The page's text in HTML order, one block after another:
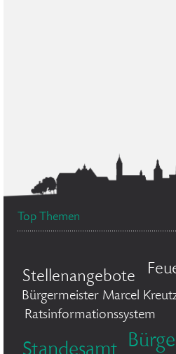
Top Themen
Stellenangebote
Bürgermeister Marcel
Ratsinformationssystem